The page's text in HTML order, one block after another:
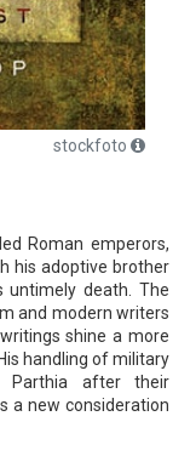
stockfoto
Roman emperors,
his adoptive brother
untimely death. The
and modern writers
shine a more
handling of military
Parthia after their
a new consideration